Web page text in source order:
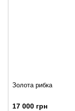
Золота рибка
17 000 грн